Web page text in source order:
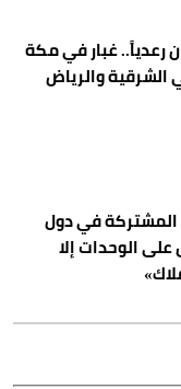
رعدياً.. غبار في مكة
الشرقية والرياض
المشتركة في دول
على الوحدات إلا